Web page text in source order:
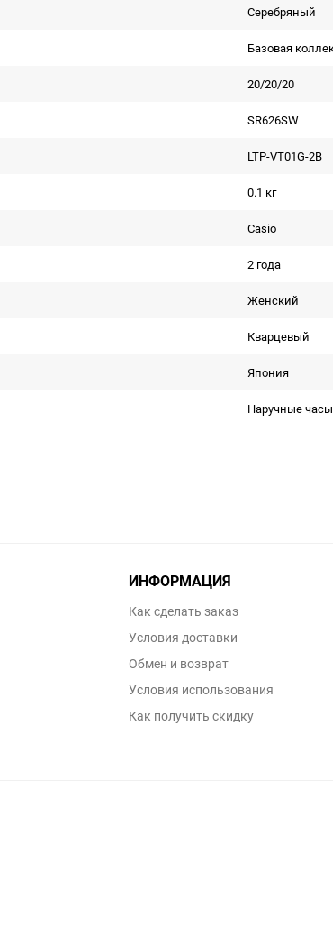
Серебряный
Базовая
20/20/20
SR626SW
LTP-VT01G-2B
0.1 кг
Casio
2 года
Женский
Кварцевый
Япония
Наручные часы
ИНФОРМАЦИЯ
Как сделать заказ
Условия доставки
Обмен и возврат
Условия использования
Как получить скидку